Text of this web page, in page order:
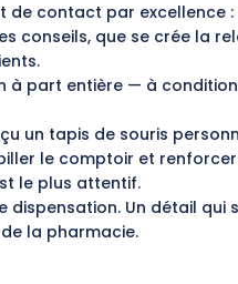
de contact par excellence :
conseils, que se crée la
à part entière — à
un tapis de souris
le comptoir et renforcer
le plus attentif.
dispensation. Un détail qui
la pharmacie.